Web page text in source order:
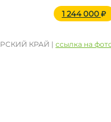
1 244 000
КРАЙ | ссылка на